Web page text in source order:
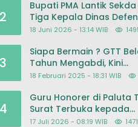
2
Bupati PMA Lantik
Tiga Kepala Dinas
orangnya
18 Juni 2026 - 13:14 WIB
3
Siapa Bermain ? GTT
Tahun Mengabdi, Kini
Dikeluarkan Sepihak Dari
18 Februari 2025 - 18:31 WIB
Guru Honorer di Paluta
Surat Terbuka kepada
Presiden Prabowo, Mohon
17 Juli 2026 - 08:19 WIB 1471